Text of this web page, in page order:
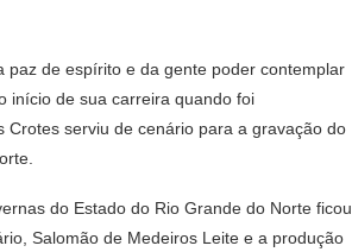
paz de espírito e da gente poder contemplar
início de sua carreira quando foi
serviu de cenário para a gravação do
do Estado do Rio Grande do Norte ficou
Salomão de Medeiros Leite e a produção